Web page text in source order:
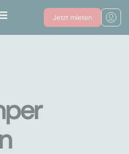
Jetzt mieten